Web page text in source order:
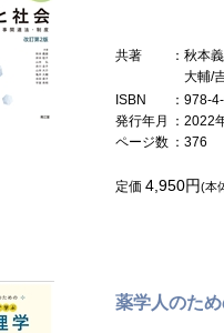
共著
：秋本
大輔/
ISBN
：978-
発行年月
：2022
ページ数 ：376
定価 4,950円(本
薬学人のた